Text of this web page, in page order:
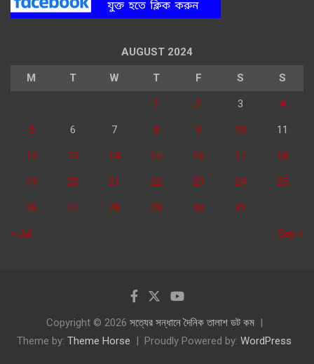
AUGUST 2024
M T W T F S S
1 2 3 4
5 6 7 8 9 10 11
12 13 14 15 16 17 18
19 20 21 22 23 24 25
26 27 28 29 30 31
« Jul Sep »
Copyright © 2026 সত্যের সন্ধানে দৈনিক তালাশ ডট কম
Theme by: Theme Horse Proudly Powered by: WordPress